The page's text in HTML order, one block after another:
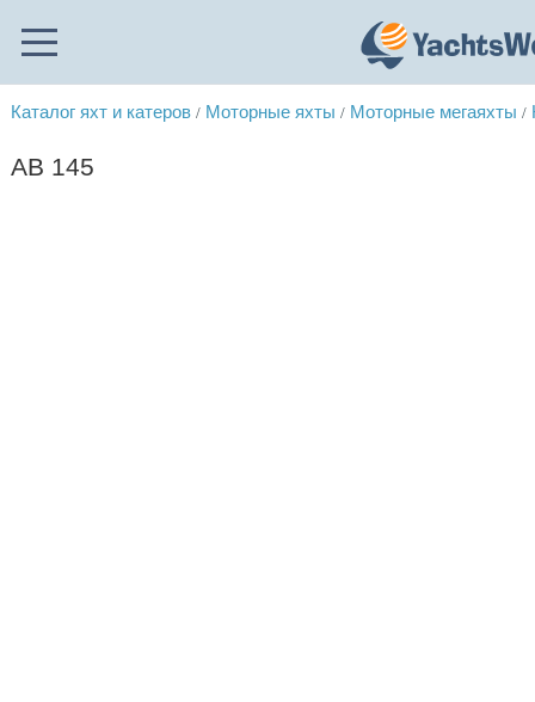
Каталог яхт и катеров / Моторные яхты / Моторные мегаяхты /
AB 145